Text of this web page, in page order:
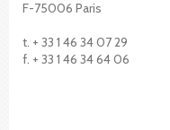
F-75006 Paris
t. + 33 1 46 34 07 29
f. + 33 1 46 34 64 06